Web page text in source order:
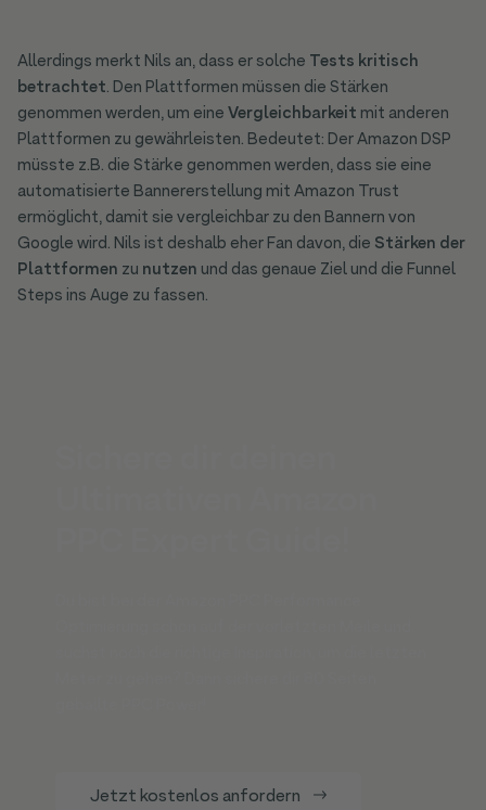
Allerdings merkt Nils an, dass er solche Tests kritisch
betrachtet. Den Plattformen müssen die Stärken
genommen werden, um eineVergleichbarkeit mit anderen
Plattformen zu gewährleisten. Bedeutet: Der Amazon DSP
müsste z.B. die Stärke genommen werden, dass sie eine
automatisierte Bannererstellung mit Amazon Trust
ermöglicht, damit sie vergleichbar zu den Bannern von
Google wird. Nils ist deshalb eher Fan davon, die Stärken der
Plattformen zu nutzen und das genaue Ziel und die Funnel
Steps ins Auge zu fassen.
Jetzt kostenlos anfordern